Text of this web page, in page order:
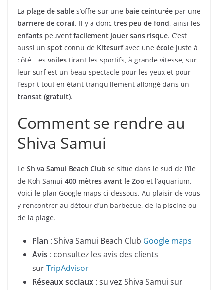
La plage de sable s’offre sur une baie ceinturée par une
barrière de corail. Il y a donc très peu de fond, ainsi les
enfants peuvent facilement jouer sans risque. C’est
aussi un spot connu de Kitesurfavec une école juste à
côté. Les voiles tirant les sportifs, à grande vitesse, sur
leur surf est un beau spectacle pour les yeux et pour
l’esprit tout en étant tranquillement allongé dans un
transat (gratuit).
Comment se rendre au
Shiva Samui
Le Shiva Samui Beach Club se situe dans le sud de l’île
de Koh Samui 400 mètres avant le Zoo et l’aquarium.
Voici le plan Google maps ci-dessous. Au plaisir de vous
y rencontrer au détour d’un barbecue, de la piscine ou
de la plage.
Plan : Shiva Samui Beach Club Google maps
Avis : consultez les avis des clients
surTripAdvisor
Réseaux sociaux : suivez Shiva Samui sur